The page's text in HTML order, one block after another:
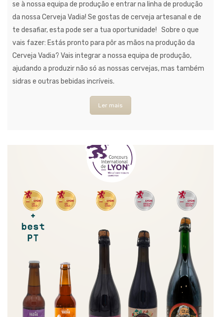
se à nossa equipa de produção e entrar na linha de produção
da nossa Cerveja Vadia! Se gostas de cerveja artesanal e de
te desafiar, esta pode ser a tua oportunidade! Sobre o que
vais fazer: Estás pronto para pôr as mãos na produção da
Cerveja Vadia? Vais integrar a nossa equipa de produção,
ajudando a produzir não só as nossas cervejas, mas também
sidras e outras bebidas incríveis.
Ler mais